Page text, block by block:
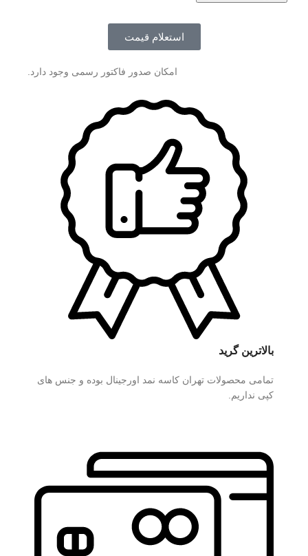
استعلام قیمت
امکان صدور فاکتور رسمی وجود دارد.
بالاترین گرید
تمامی محصولات تهران کاسه نمد اورجینال بوده و جنس های
کپی نداریم.